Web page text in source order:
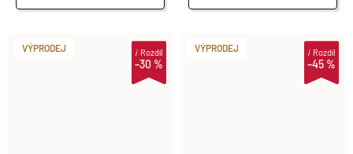
VÝPRODEJ
–30 %
iRozdíl VÝPRODEJ
–45 %
iRozdíl